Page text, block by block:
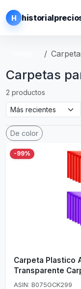
H
Carpetas
2 productos
De color
-99%
Carpeta Plastico
Transparente
con Botón Cierre
ASIN: B075GCK299